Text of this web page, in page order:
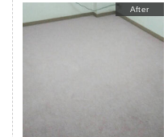
After